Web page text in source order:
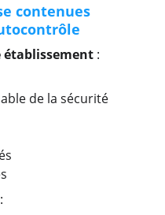
contenues
établissement :
de la sécurité
: